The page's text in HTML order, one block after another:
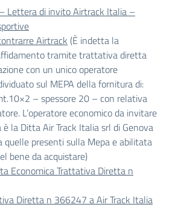
Lettera di invito Airtrack Italia –
Airtrack (È indetta la
tramite trattativa diretta
con un unico operatore
sul MEPA della fornitura di:
– spessore 20 – con relativa
L’operatore economico da invitare
è la Ditta Air Track Italia srl di Genova
quelle presenti sulla Mepa e abilitata
bene da acquistare)
Economica Trattativa Diretta n
Diretta n 366247 a Air Track Italia